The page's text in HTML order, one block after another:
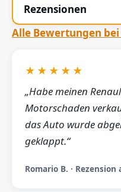
Rezensionen
Alle Bewertungen
★★★★★
„Habe meinen
Motorschaden
das Auto wurde
geklappt.“
Romario B. · Rezension